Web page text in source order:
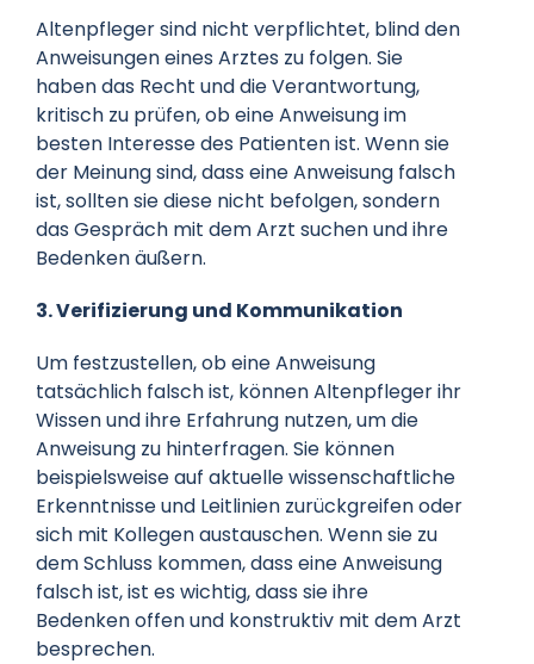
Altenpfleger sind nicht verpflichtet, blind den
Anweisungen eines Arztes zu folgen. Sie
haben das Recht und die Verantwortung,
kritisch zu prüfen, ob eine Anweisung im
besten Interesse des Patienten ist. Wenn sie
der Meinung sind, dass eine Anweisung falsch
ist, sollten sie diese nicht befolgen, sondern
das Gespräch mit dem Arzt suchen und ihre
Bedenken äußern.
3. Verifizierung und Kommunikation
Um festzustellen, ob eine Anweisung
tatsächlich falsch ist, können Altenpfleger ihr
Wissen und ihre Erfahrung nutzen, um die
Anweisung zu hinterfragen. Sie können
beispielsweise auf aktuelle wissenschaftliche
Erkenntnisse und Leitlinien zurückgreifen oder
sich mit Kollegen austauschen. Wenn sie zu
dem Schluss kommen, dass eine Anweisung
falsch ist, ist es wichtig, dass sie ihre
Bedenken offen und konstruktiv mit dem Arzt
besprechen.